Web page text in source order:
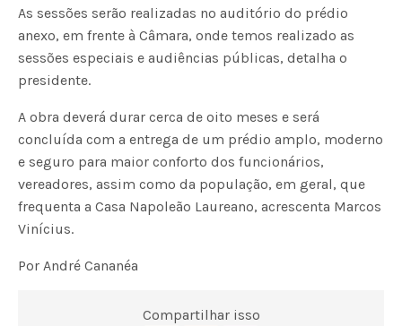
As sessões serão realizadas no auditório do prédio
anexo, em frente à Câmara, onde temos realizado as
sessões especiais e audiências públicas, detalha o
presidente.
A obra deverá durar cerca de oito meses e será
concluída com a entrega de um prédio amplo, moderno
e seguro para maior conforto dos funcionários,
vereadores, assim como da população, em geral, que
frequenta a Casa Napoleão Laureano, acrescenta Marcos
Vinícius.
Por André Cananéa
Compartilhar isso